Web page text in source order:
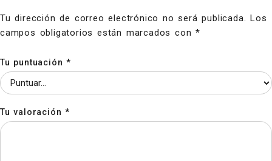
Tu dirección de correo electrónico no será publicada. Los
campos obligatorios están marcados con*
Tu puntuación*
Tu valoración*